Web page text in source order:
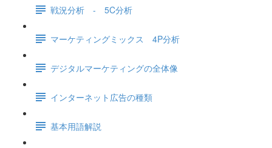
戦況分析 - 5C分析
マーケティングミックス 4P分析
デジタルマーケティングの全体像
インターネット広告の種類
基本用語解説